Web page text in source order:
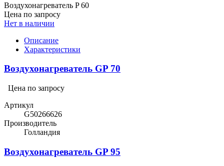
Воздухонагреватель P 60
Цена по запросу
Нет в наличии
Описание
Характеристики
Воздухонагреватель GP 70
Цена по запросу
Артикул
G50266626
Производитель
Голландия
Воздухонагреватель GP 95